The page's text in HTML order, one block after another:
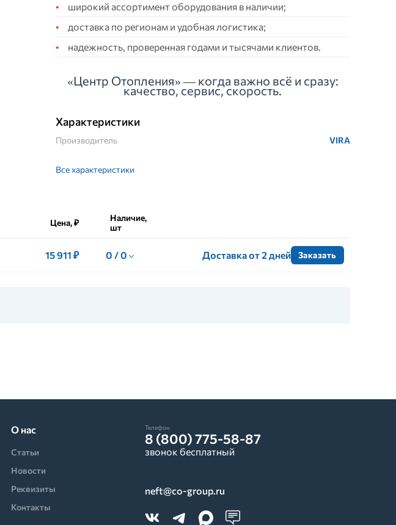
широкий ассортимент оборудования в наличии;
доставка по регионам и удобная логистика;
надежность, проверенная годами и тысячами клиентов.
«Центр Отопления» — когда важно всё и сразу:
качество, сервис, скорость.
Характеристики
Производитель VIRA
Все характеристики
Цена, ₽
Наличие,
шт
15 911 ₽ 0 / 0 Доставка от 2 дней Заказать
О нас
Статьи
Новости
Реквизиты
Контакты
Телефон
8 (800) 775-58-87
звонок бесплатный
neft@co-group.ru